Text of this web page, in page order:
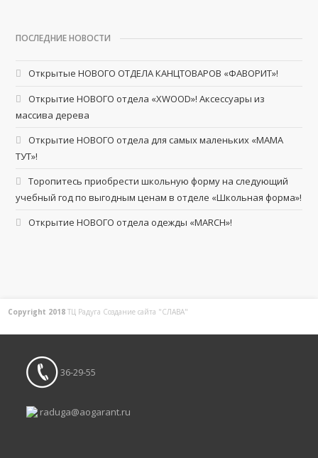
ПОСЛЕДНИЕ НОВОСТИ
Открытые НОВОГО ОТДЕЛА КАНЦТОВАРОВ «ФАВОРИТ»!
Открытие НОВОГО отдела «XWOOD»! Аксессуары из
массива дерева
Открытие НОВОГО отдела для самых маленьких «МАМА
ТУТ»!
Торопитесь приобрести школьную форму на следующий
учебный год по выгодным ценам в отделе «Школьная форма»!
Открытие НОВОГО отдела одежды «MARCH»!
Copyright 2018 ТЦ Радуга Создание сайта "СЛАВА"
36-29-55
raduga@aogarant.ru